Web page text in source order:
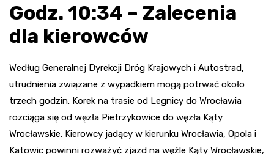
Godz. 10:34 – Zalecenia
dla kierowców
Według Generalnej Dyrekcji Dróg Krajowych i Autostrad,
utrudnienia związane z wypadkiem mogą potrwać około
trzech godzin. Korek na trasie od Legnicy do Wrocławia
rozciąga się od węzła Pietrzykowice do węzła Kąty
Wrocławskie. Kierowcy jadący w kierunku Wrocławia, Opola i
Katowic powinni rozważyć zjazd na węźle Kąty Wrocławskie,